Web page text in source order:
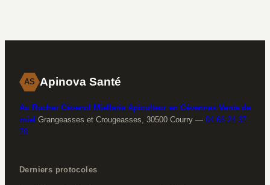
gluten
AS Apinova Santé
Au Rucher Cévenol Miellerie Apiculteur en Cévennes Vente de
miel Grangeasses et Crougeasses, 30500 Courry — 04 66 24 37
70
Derniers protocoles